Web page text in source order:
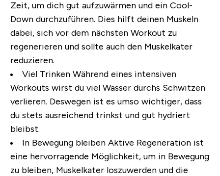
Zeit, um dich gut aufzuwärmen und ein Cool-
Down durchzuführen. Dies hilft deinen Muskeln
dabei, sich vor dem nächsten Workout zu
regenerieren und sollte auch den Muskelkater
reduzieren.
Viel TrinkenWährend eines intensiven
Workouts wirst du viel Wasser durchs Schwitzen
verlieren. Deswegen ist es umso wichtiger, dass
du stets ausreichend trinkst und gut hydriert
bleibst.
In Bewegung bleibenAktive Regeneration ist
eine hervorragende Möglichkeit, um in Bewegung
zu bleiben, Muskelkater loszuwerden und die